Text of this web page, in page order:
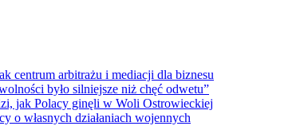
centrum arbitrażu i mediacji dla biznesu
było silniejsze niż chęć odwetu”
jak Polacy ginęli w Woli Ostrowieckiej
o własnych działaniach wojennych